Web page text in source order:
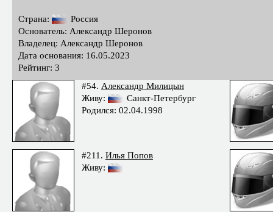
Страна:
Россия
Основатель: Александр Шеронов
Владелец: Александр Шеронов
Дата основания: 16.05.2023
Рейтинг: 3
#54. Александр Милицын
Живу:
Санкт-Петербург
Родился: 02.04.1998
#211. Илья Попов
Живу: